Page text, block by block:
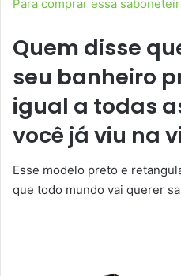
Para comprar essa
Quem disse
seu banheiro
igual a todas
você já viu na
Esse modelo preto e
que todo mundo vai querer